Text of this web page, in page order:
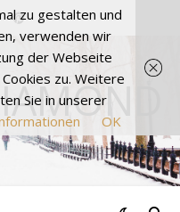
zu gestalten und
verwenden wir
der Webseite
zu. Weitere
Sie in unserer
OK